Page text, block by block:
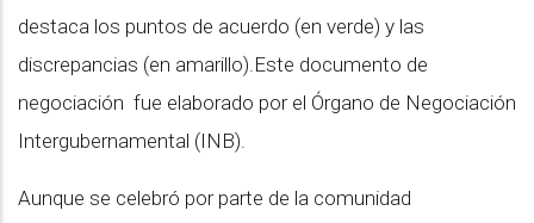
destaca los puntos de acuerdo (en verde) y las
discrepancias (en amarillo).Este documento de
negociación fue elaborado por el Órgano de Negociación
Intergubernamental (INB).
Aunque se celebró por parte de la comunidad